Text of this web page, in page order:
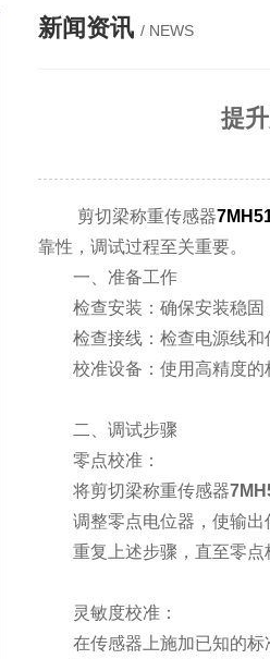
新闻资讯 / NEWS
提
剪切梁称重传感器
靠性，调试过程至关重要。
一、准备工作
检查安装：确保安装稳固，
检查接线：检查电源线和信
校准设备：使用高精度的
二、调试步骤
零点校准：
将剪切梁称重传感器
调整零点电位器，使输出信
重复上述步骤，直至零点
灵敏度校准：
在传感器上施加已知的标